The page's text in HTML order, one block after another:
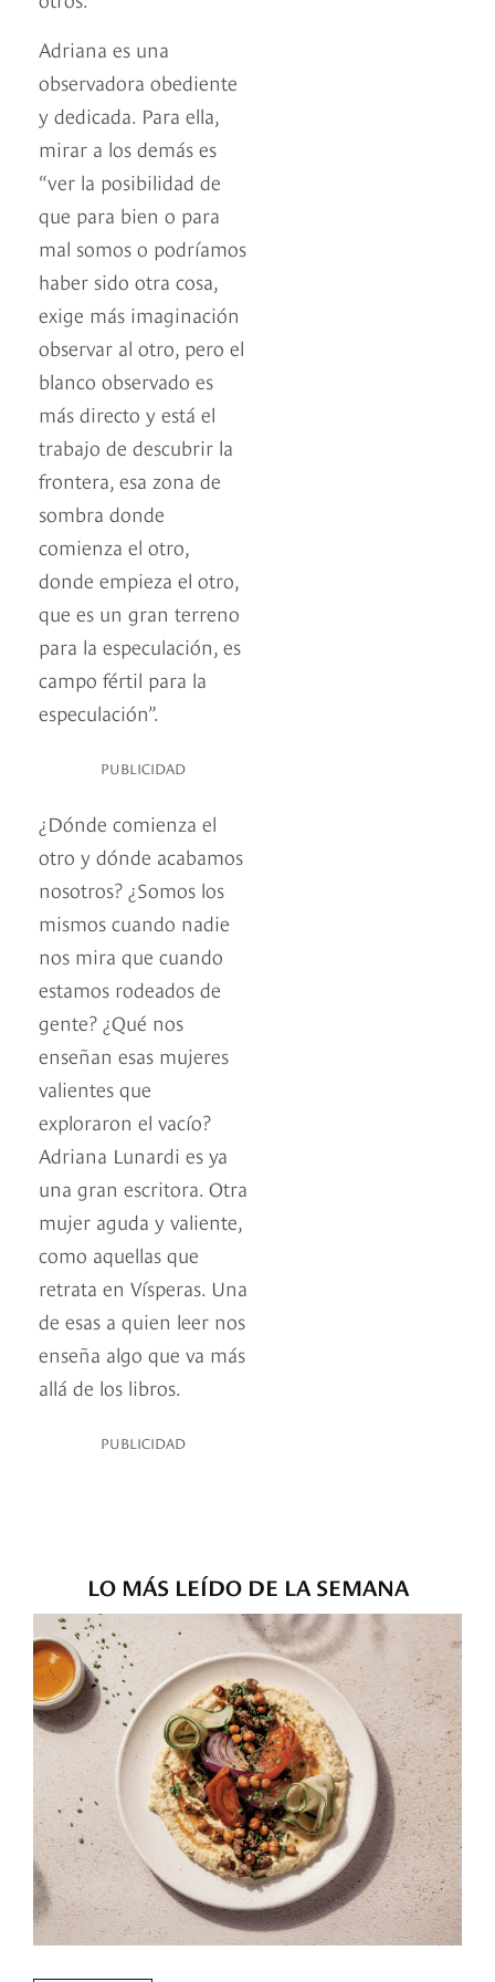
Adriana es una
observadora obediente
y dedicada. Para ella,
mirar a los demás es
“ver la posibilidad de
que para bien o para
mal somos o podríamos
haber sido otra cosa,
exige más imaginación
observar al otro, pero el
blanco observado es
más directo y está el
trabajo de descubrir la
frontera, esa zona de
sombra donde
comienza el otro,
donde empieza el otro,
que es un gran terreno
para la especulación, es
campo fértil para la
especulación”.
PUBLICIDAD
¿Dónde comienza el
otro y dónde acabamos
nosotros? ¿Somos los
mismos cuando nadie
nos mira que cuando
estamos rodeados de
gente? ¿Qué nos
enseñan esas mujeres
valientes que
exploraron el vacío?
Adriana Lunardi es ya
una gran escritora. Otra
mujer aguda y valiente,
como aquellas que
retrata en Vísperas. Una
de esas a quien leer nos
enseña algo que va más
allá de los libros.
PUBLICIDAD
LO MÁS LEÍDO DE LA SEMANA